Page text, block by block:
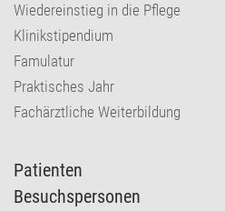
Wiedereinstieg in die Pflege
Klinikstipendium
Famulatur
Praktisches Jahr
Fachärztliche Weiterbildung
Patienten
Besuchspersonen